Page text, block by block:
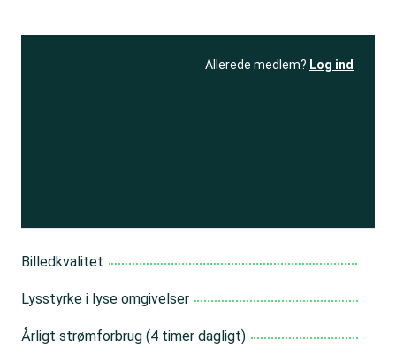
Allerede medlem? Log ind
Billedkvalitet
Lysstyrke i lyse omgivelser
Årligt strømforbrug (4 timer dagligt)